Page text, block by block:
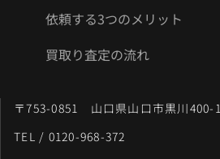
依頼する3つのメリット
買取り査定の流れ
〒753-0851 山口県山口市黒川400-1
TEL / 0120-968-372